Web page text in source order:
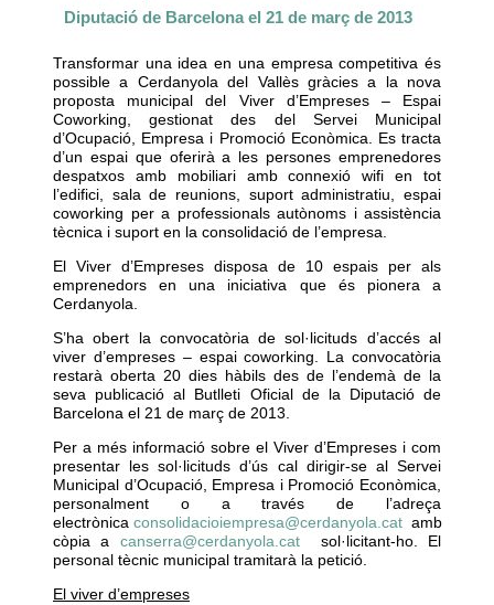
Diputació de Barcelona el 21 de març de 2013
Transformar una idea en una empresa competitiva és
possible a Cerdanyola del Vallès gràcies a la nova
proposta municipal del Viver d’Empreses – Espai
Coworking, gestionat des del Servei Municipal
d’Ocupació, Empresa i Promoció Econòmica. Es tracta
d’un espai que oferirà a les persones emprenedores
despatxos amb mobiliari amb connexió wifi en tot
l’edifici, sala de reunions, suport administratiu, espai
coworking per a professionals autònoms i assistència
tècnica i suport en la consolidació de l’empresa.
El Viver d’Empreses disposa de 10 espais per als
emprenedors en una iniciativa que és pionera a
Cerdanyola.
S’ha obert la convocatòria de sol·licituds d’accés al
viver d’empreses – espai coworking. La convocatòria
restarà oberta 20 dies hàbils des de l’endemà de la
seva publicació al Butlleti Oficial de la Diputació de
Barcelona el 21 de març de 2013.
Per a més informació sobre el Viver d’Empreses i com
presentar les sol·licituds d’ús cal dirigir-se al Servei
Municipal d’Ocupació, Empresa i Promoció Econòmica,
personalment o a través de l’adreça
electrònica consolidacioiempresa@cerdanyola.cat amb
còpia a canserra@cerdanyola.catsol·licitant-ho. El
personal tècnic municipal tramitarà la petició.
El viver d’empreses